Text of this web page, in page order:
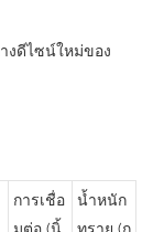
การเชื่อ
น้ำหนัก